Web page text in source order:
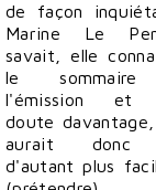
de façon
Marine Le
savait, elle
le
l'émission et
doute
aurait donc
d'autant plus